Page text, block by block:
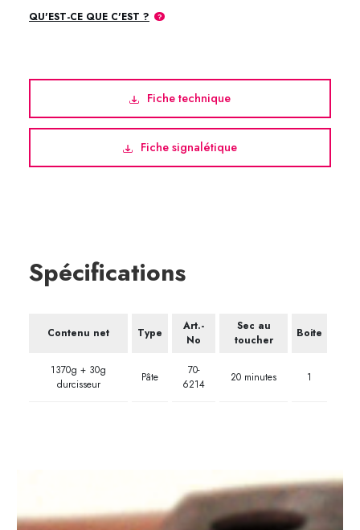
QU'EST-CE QUE C'EST ?
Fiche technique
Fiche signalétique
Spécifications
Contenu net Type
Art.-
No
Sec au
toucher
Boite
1370g + 30g
durcisseur
Pâte
70-
6214
20 minutes 1